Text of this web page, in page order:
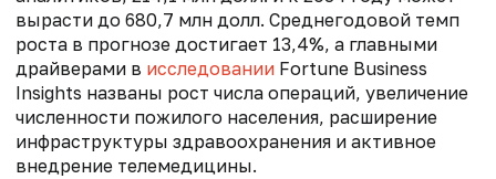
вырасти до 680,7 млн долл. Среднегодовой темп
роста в прогнозе достигает 13,4%, а главными
драйверами в исследовании Fortune Business
Insights названы рост числа операций, увеличение
численности пожилого населения, расширение
инфраструктуры здравоохранения и активное
внедрение телемедицины.